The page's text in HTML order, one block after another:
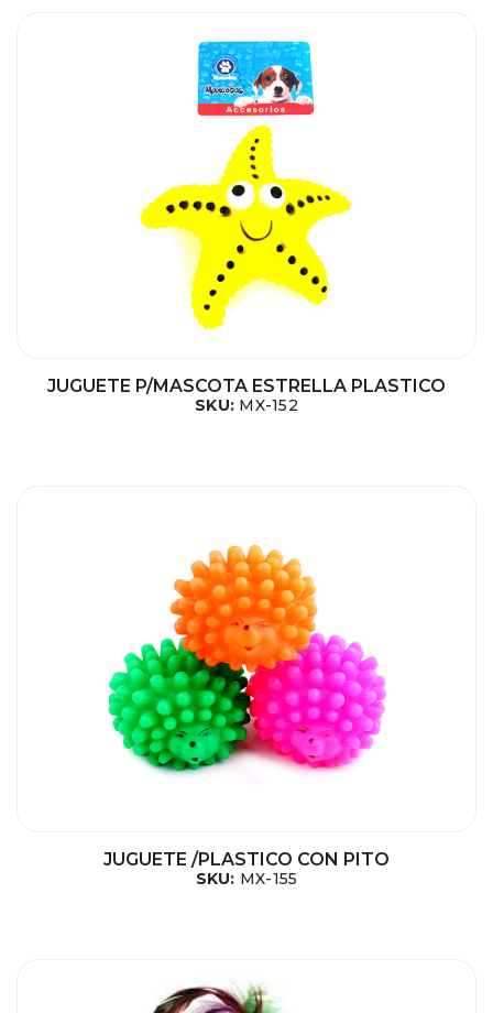
JUGUETE P/MASCOTA ESTRELLA PLASTICO
SKU: MX-152
JUGUETE /PLASTICO CON PITO
SKU: MX-155